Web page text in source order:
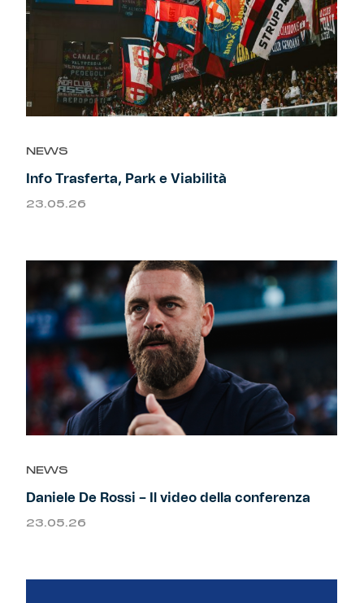
Accessori
Outlet
Caffè Boasi x Genoa
Isolani x Genoa
Gift Card Online Store
Fortissimo batte il mio cuor
NEWS
Info Trasferta, Park e Viabilità
23.05.26
NEWS
Daniele De Rossi – Il video della conferenza
23.05.26